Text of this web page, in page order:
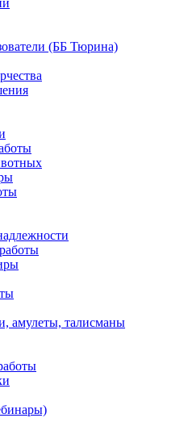
(ББ Тюрина)
амулеты, талисманы